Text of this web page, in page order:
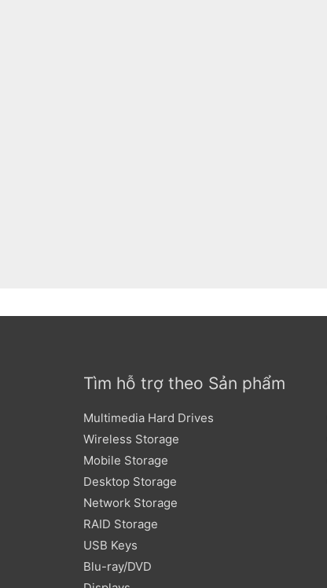
Tìm hỗ trợ theo Sản phẩm
Multimedia Hard Drives
Wireless Storage
Mobile Storage
Desktop Storage
Network Storage
RAID Storage
USB Keys
Blu-ray/DVD